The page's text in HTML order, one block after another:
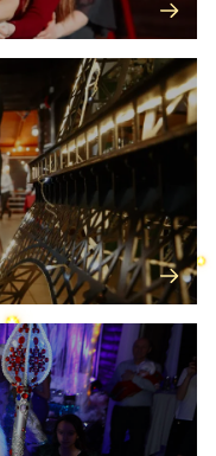
где юные гости
мастер-классах и
и его внучка
заветные желания